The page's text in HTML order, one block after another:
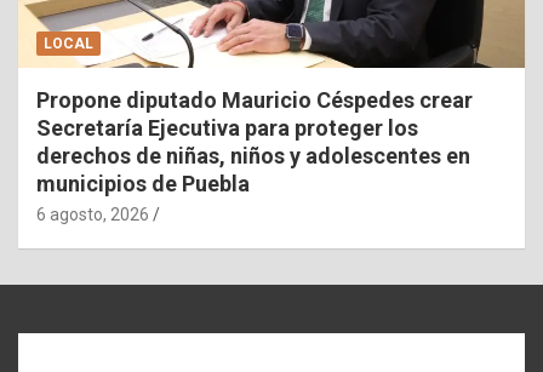
LOCAL
Propone diputado Mauricio Céspedes crear
Secretaría Ejecutiva para proteger los
derechos de niñas, niños y adolescentes en
municipios de Puebla
6 agosto, 2026